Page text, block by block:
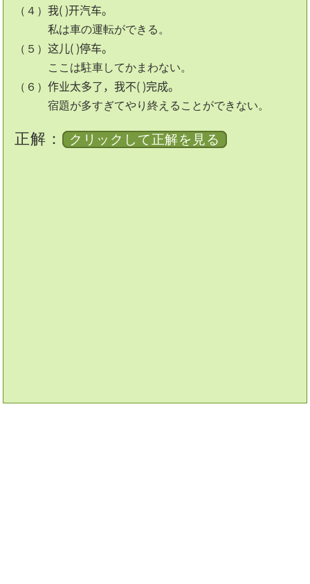
（４）我( )开汽车。
私は車の運転ができる。
（５）这儿( )停车。
ここは駐車してかまわない。
（６）作业太多了，我不( )完成。
宿題が多すぎてやり終えることができない。
正解： クリックして正解を見る